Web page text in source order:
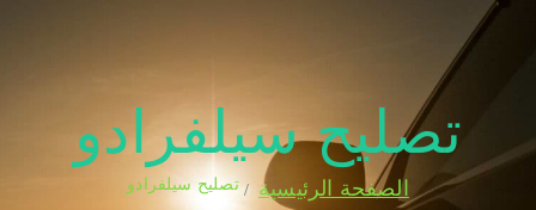
تصليح سيلفرادو
الصفحة الرئيسية تصليح سيلفرادو